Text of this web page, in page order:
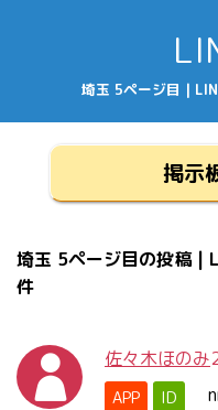
埼玉 5ページ目 |
掲示
埼玉 5ページ目の投稿
件
佐々木ほのみ
APP ID